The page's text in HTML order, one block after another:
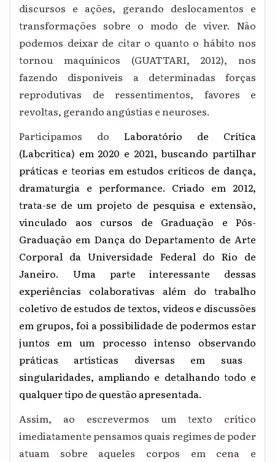
discursos e ações, gerando deslocamentos e
transformações sobre o modo de viver. Não
podemos deixar de citar o quanto o hábito nos
tornou maquínicos (GUATTARI, 2012), nos
fazendo disponíveis a determinadas forças
reprodutivas de ressentimentos, favores e
revoltas, gerando angústias e neuroses.
Participamos do
Laboratório de Crítica
(Labcrítica) em 2020 e 2021, buscando partilhar
práticas e teorias em estudos críticos de dança,
dramaturgia e performance. Criado em 2012,
trata-se de um projeto de pesquisa e extensão,
vinculado aos cursos de Graduação e Pós-
Graduação em Dança do Departamento de Arte
Corporal da Universidade Federal do Rio de
Janeiro. Uma parte interessante dessas
experiências colaborativas além do trabalho
coletivo de estudos de textos, vídeos e discussões
em grupos, foi a possibilidade de podermos estar
juntos em um processo intenso observando
práticas artísticas diversas em suas
singularidades, ampliando e detalhando todo e
qualquer tipo de questão apresentada.
Assim, ao escrevermos um texto crítico
imediatamente pensamos quais regimes de poder
atuam sobre aqueles corpos em cena e